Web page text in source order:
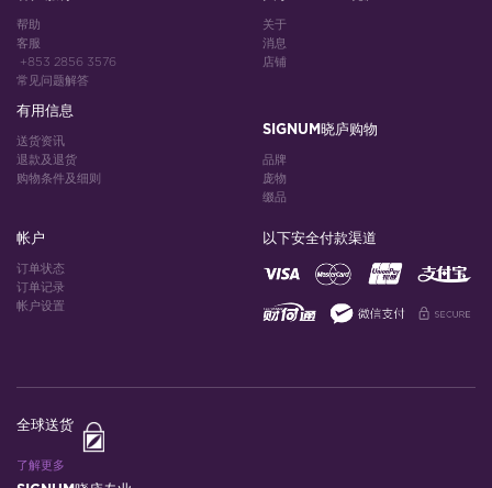
帮助
客服
+853 2856 3576
常见问题解答
有用信息
送货资讯
退款及退货
购物条件及细则
关于
消息
店铺
SIGNUM晓庐购物
品牌
庞物
缀品
帐户
订单状态
订单记录
帐户设置
以下安全付款渠道
全球送货
了解更多